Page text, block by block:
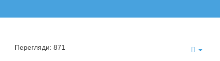
Перегляди: 871